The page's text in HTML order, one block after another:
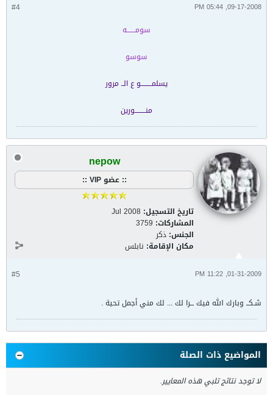
#4 09-17-2008, 05:44 PM
سومـــــــه
سوسو
يسلمـــــــــو ع الــ مرور
منـــــــــورين
nepow
:: عضو VIP ::
تاريخ التسجيل: Jul 2008
المشاركات: 3759
الجنس: ذكر
مكان الإقامة: نابلس
#5 01-31-2009, 11:22 PM
شـكــ وبارك الله فيك ـــرا لك ... لك مني أجمل تحية .
المواضيع ذات الصلة
لا توجد نتائج تلبي هذه المعايير.